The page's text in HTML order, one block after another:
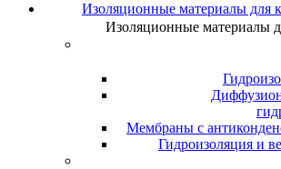
Изоляционные материалы для
Изоляционные материалы
Мембраны с
Гидроизоляция и